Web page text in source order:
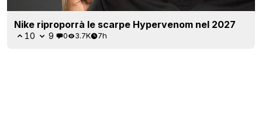
Nike riproporrà le scarpe Hypervenom nel 2027
10 9 0 3.7K 7h